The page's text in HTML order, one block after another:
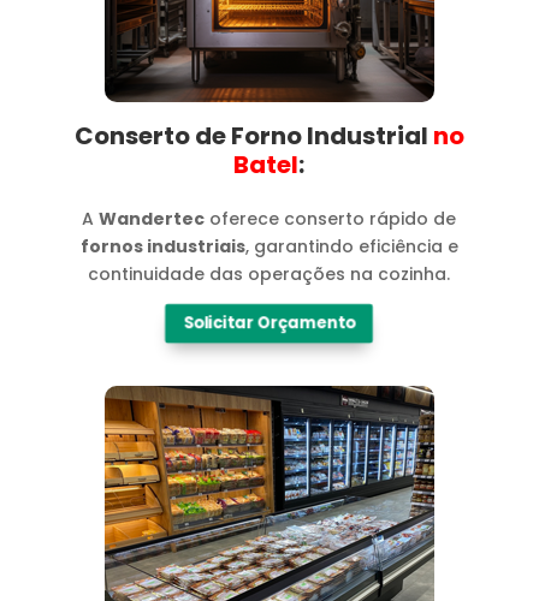
Conserto de Forno Industrial no
Batel​:
AWandertec oferece conserto rápido de
fornos industriais, garantindo eficiência e
continuidade das operações na cozinha.
Solicitar Orçamento